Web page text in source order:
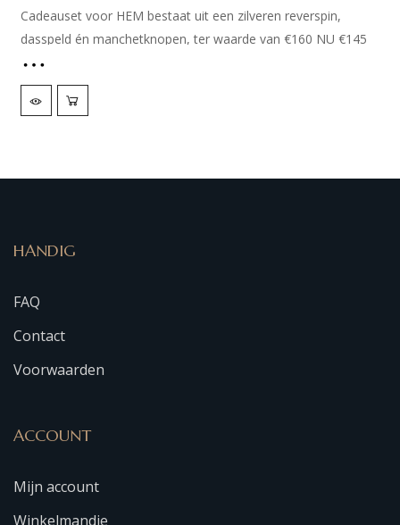
Oorspronkelijke
prijs
Huidige
prijs
Cadeauset voor HEM bestaat uit een zilveren reverspin,
dasspeld én manchetknopen, ter waarde van €160 NU €145
Kleren maken de man. Maar deze sieradenset maakt het
helemaal af! Van top tot teen een heer met deze sieraden van
voor u verzenden naar een ander adres.
HANDIG
FAQ
Contact
Voorwaarden
ACCOUNT
Mijn account
Winkelmandje